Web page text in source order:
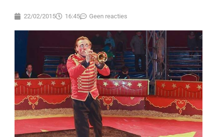
22/02/2015 16:45 Geen reacties